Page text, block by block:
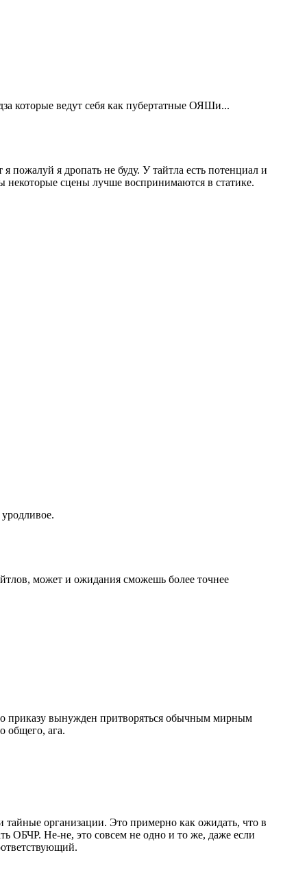
которые ведут себя как пубертатные ОЯШи...
я дропать не буду. У тайтла есть потенциал и
некоторые сцены лучше воспринимаются в статике.
может и ожидания сможешь более точнее
приказу вынужден притворяться обычным мирным
общего, ага.
тайные организации. Это примерно как ожидать, что в
ОБЧР. Не-не, это совсем не одно и то же, даже если